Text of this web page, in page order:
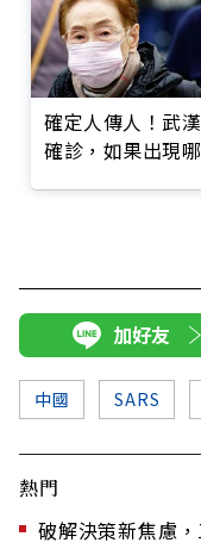
確定人傳人！武
確診，如果出現
加好友
中國 SARS
熱門
破解決策新焦慮